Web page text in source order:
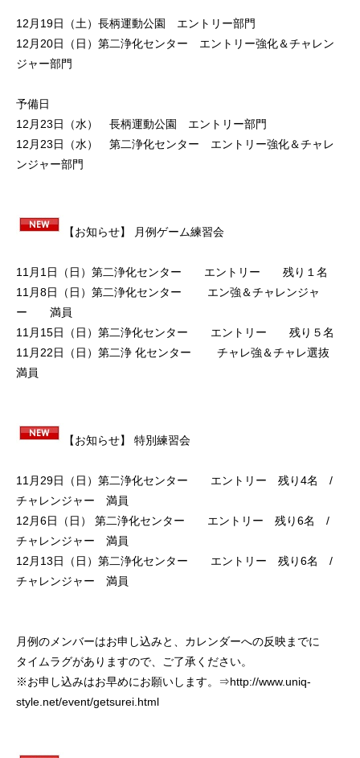
12月19日（土）長柄運動公園 エントリー部門
12月20日（日）第二浄化センター エントリー強化＆チャレン
ジャー部門
予備日
12月23日（水） 長柄運動公園 エントリー部門
12月23日（水） 第二浄化センター エントリー強化＆チャレ
ンジャー部門
【お知らせ】 月例ゲーム練習会
11月1日（日）第二浄化センター エントリー 残り１名
11月8日（日）第二浄化センター エン強＆チャレンジャ
ー 満員
11月15日（日）第二浄化センター エントリー 残り５名
11月22日（日）第二浄 化センター チャレ強＆チャレ選抜
満員
【お知らせ】 特別練習会
11月29日（日）第二浄化センター エントリー 残り4名 /
チャレンジャー 満員
12月6日（日） 第二浄化センター エントリー 残り6名 /
チャレンジャー 満員
12月13日（日）第二浄化センター エントリー 残り6名 /
チャレンジャー 満員
月例のメンバーはお申し込みと、カレンダーへの反映までに
タイムラグがありますので、ご了承ください。
※お申し込みはお早めにお願いします。⇒http://www.uniq-
style.net/event/getsurei.html